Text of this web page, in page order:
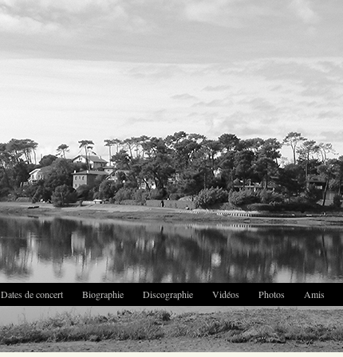
Dates de concert Biographie Discographie Vidéos Photos Amis